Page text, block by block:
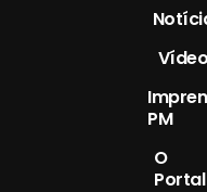
PM
O
Portal